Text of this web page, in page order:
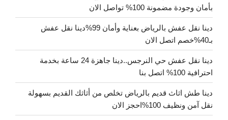
بأمان وجودة مضمونة 100% تواصل الان
دينا نقل عفش بالرياض بعناية وأمان 99%دينا نقل عفش
بـ40%خصم اتصل الان
دينا نقل عفش حي النرجس..دينا جاهزة 24 ساعة بخدمة
احترافية 100% اتصل بنا
دينا طش اثاث قديم بالرياض تخلص من أثاثك القديم بسهولة
نقل آمن ونظيف 100%احجز الان